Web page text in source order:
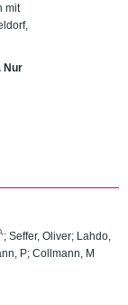
mit
Nur
; Seffer, Oliver; Lahdo,
P; Collmann, M